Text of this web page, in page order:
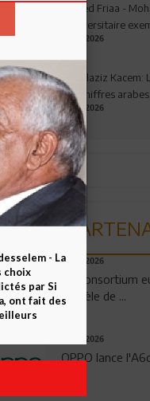
Ahmed Friaa -
l’Universitaire
04.08.2026
Abdelaziz Kacem:
aux chiffres arabes
09.07.2026
06.08.2026
Un consortium
modèle de ...
04.08.2026
OPPO lance
- La
choix
par Si
ont fait des